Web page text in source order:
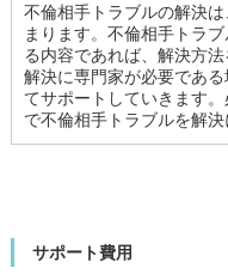
不倫相手トラブルの解決
まります。不倫相手トラ
る内容であれば、解決方
解決に専門家が必要であ
てサポートしていきます
で不倫相手トラブルを解決
サポート費用